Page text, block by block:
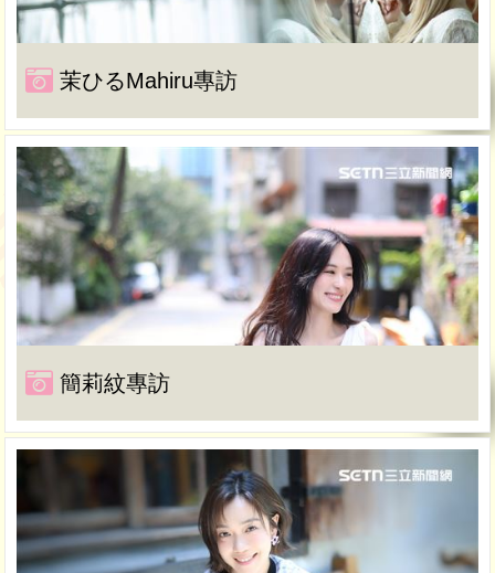
茉ひるMahiru專訪
簡莉紋專訪